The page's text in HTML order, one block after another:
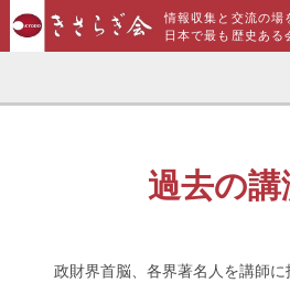
情報収集と交流の場
日本で最も歴史ある
過去の講
政財界首脳、各界著名人を講師に